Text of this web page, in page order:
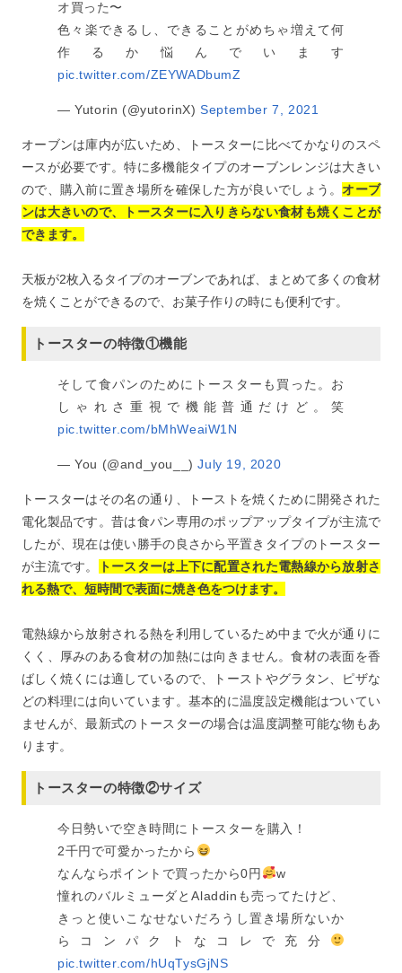
オ買った〜
色々楽できるし、できることがめちゃ増えて何
作るか悩んでいます
pic.twitter.com/ZEYWADbumZ
— Yutorin (@yutorinX)September 7, 2021
オーブンは庫内が広いため、トースターに比べてかなりのスペ
ースが必要です。特に多機能タイプのオーブンレンジは大きい
ので、購入前に置き場所を確保した方が良いでしょう。オーブ
ンは大きいので、トースターに入りきらない食材も焼くことが
できます。
天板が2枚入るタイプのオーブンであれば、まとめて多くの食材
を焼くことができるので、お菓子作りの時にも便利です。
トースターの特徴①機能
そして食パンのためにトースターも買った。お
しゃれさ重視で機能普通だけど。笑
pic.twitter.com/bMhWeaiW1N
— You (@and_you__)July 19, 2020
トースターはその名の通り、トーストを焼くために開発された
電化製品です。昔は食パン専用のポップアップタイプが主流で
したが、現在は使い勝手の良さから平置きタイプのトースター
が主流です。
トースターは上下に配置された電熱線から放射さ
れる熱で、短時間で表面に焼き色をつけます。
電熱線から放射される熱を利用しているため中まで火が通りに
くく、厚みのある食材の加熱には向きません。食材の表面を香
ばしく焼くには適しているので、トーストやグラタン、ピザな
どの料理には向いています。基本的に温度設定機能はついてい
ませんが、最新式のトースターの場合は温度調整可能な物もあ
ります。
トースターの特徴②サイズ
今日勢いで空き時間にトースターを購入！
2千円で可愛かったから
なんならポイントで買ったから0円
w
憧れのバルミューダとAladdinも売ってたけど、
きっと使いこなせないだろうし置き場所ないか
らコンパクトなコレで充分
pic.twitter.com/hUqTysGjNS